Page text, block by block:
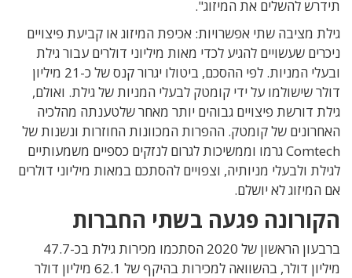
תידרש להשלים את המיזוג".
גילת מציבה שתי אפשרויות: אכיפת המיזוג או קביעת פיצויים
ניכרים שעשויים להגיע לכדי מאות מיליוני דולרים עבור גילת
ובעלי המניות. לפי ההסכם, ביטולו יגרור קנס של כ-21 מיליון
דולר שישולמו על ידי קומטק לבעלי המניות של גילת. ואולם,
גילת דורשת פיצויים גבוהים יותר מאחר שלטענתה מהלכיה
האחרונים של קומטק. ההפרות המכוונות החוזרות ונשנות של
Comtech גרמו וממשיכות לגרום לנזקים כספיים משמעותיים
לגילת ולבעלי מניותיה, וצפויים להסתכם במאות מיליוני דולרים
אם המיזוג לא יושלם.
הקורונה פגעה בשתי החברות
ברבעון הראשון של 2020 הסתכמו מכירות גילת בכ-47.7
מיליון דולר, בהשוואה למכירות בהיקף של 62.1 מיליון דולר